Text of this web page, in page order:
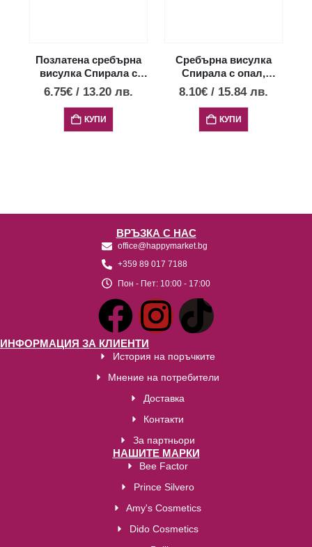
Позлатена сребърна
висулка Спирала с
опал, малък размер
6.75€ / 13.20 лв.
КУПИ
Сребърна висулка
Спирала с опал,
малък размер
8.10€ / 15.84 лв.
КУПИ
ВРЪЗКА С НАС
office@happymarket.bg
+359 89 017 7188
Пон - Пет: 10:00 - 17:00
ИНФОРМАЦИЯ ЗА КЛИЕНТИ
История на поръчките
Мнение на потребители
Доставка
Контакти
За партньори
НАШИТЕ МАРКИ
Bee Factor
Prince Silvero
Amy's Cosmetics
Dido Cosmetics